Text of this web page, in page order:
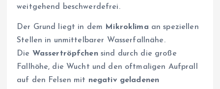
weitgehend beschwerdefrei.
Der Grund liegt in dem Mikroklima an speziellen
Stellen in unmittelbarer Wasserfallnähe.
Die Wassertröpfchensind durch die große
Fallhöhe, die Wucht und den oftmaligen Aufprall
auf den Felsen mit negativ geladenen